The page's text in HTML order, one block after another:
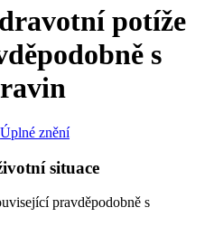
potíže
s
Úplné znění
situace
pravděpodobně s